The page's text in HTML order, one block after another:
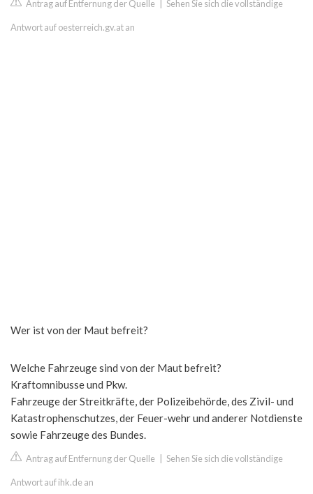
Antrag auf Entfernung der Quelle Sehen Sie sich die vollständige
Antwort auf oesterreich.gv.at an
Wer ist von der Maut befreit?
Welche Fahrzeuge sind von der Maut befreit?
Kraftomnibusse und Pkw.
Fahrzeuge der Streitkräfte, der Polizeibehörde, des Zivil- und
Katastrophenschutzes, der Feuer-wehr und anderer Notdienste
sowie Fahrzeuge des Bundes.
Antrag auf Entfernung der Quelle Sehen Sie sich die vollständige
Antwort auf ihk.de an